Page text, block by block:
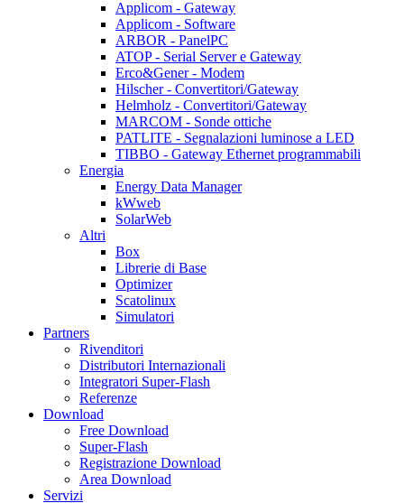
Applicom - Gateway
Applicom - Software
ARBOR - PanelPC
ATOP - Serial Server e Gateway
Erco&Gener - Modem
Hilscher - Convertitori/Gateway
Helmholz - Convertitori/Gateway
MARCOM - Sonde ottiche
PATLITE - Segnalazioni luminose a LED
TIBBO - Gateway Ethernet programmabili
Energia
Energy Data Manager
kWweb
SolarWeb
Altri
Box
Librerie di Base
Optimizer
Scatolinux
Simulatori
Partners
Rivenditori
Distributori Internazionali
Integratori Super-Flash
Referenze
Download
Free Download
Super-Flash
Registrazione Download
Area Download
Servizi